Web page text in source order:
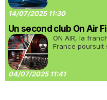
14/07/2025 11:30
Un second club On Air
ON AIR, la
France poursuit
04/07/2025 11:41